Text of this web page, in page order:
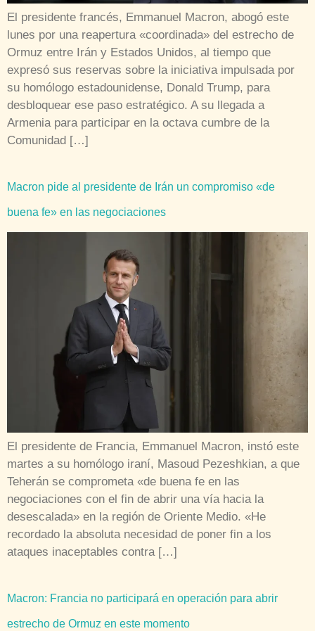
El presidente francés, Emmanuel Macron, abogó este
lunes por una reapertura «coordinada» del estrecho de
Ormuz entre Irán y Estados Unidos, al tiempo que
expresó sus reservas sobre la iniciativa impulsada por
su homólogo estadounidense, Donald Trump, para
desbloquear ese paso estratégico. A su llegada a
Armenia para participar en la octava cumbre de la
Comunidad […]
Macron pide al presidente de Irán un compromiso «de
buena fe» en las negociaciones
El presidente de Francia, Emmanuel Macron, instó este
martes a su homólogo iraní, Masoud Pezeshkian, a que
Teherán se comprometa «de buena fe en las
negociaciones con el fin de abrir una vía hacia la
desescalada» en la región de Oriente Medio. «He
recordado la absoluta necesidad de poner fin a los
ataques inaceptables contra […]
Macron: Francia no participará en operación para abrir
estrecho de Ormuz en este momento